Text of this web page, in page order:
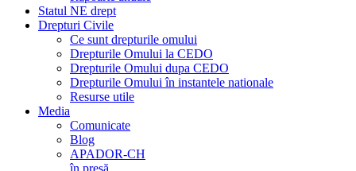
Statul NE drept
Drepturi Civile
Ce sunt drepturile omului
Drepturile Omului la CEDO
Drepturile Omului dupa CEDO
Drepturile Omului în instantele nationale
Resurse utile
Media
Comunicate
Blog
APADOR-CH
în presă